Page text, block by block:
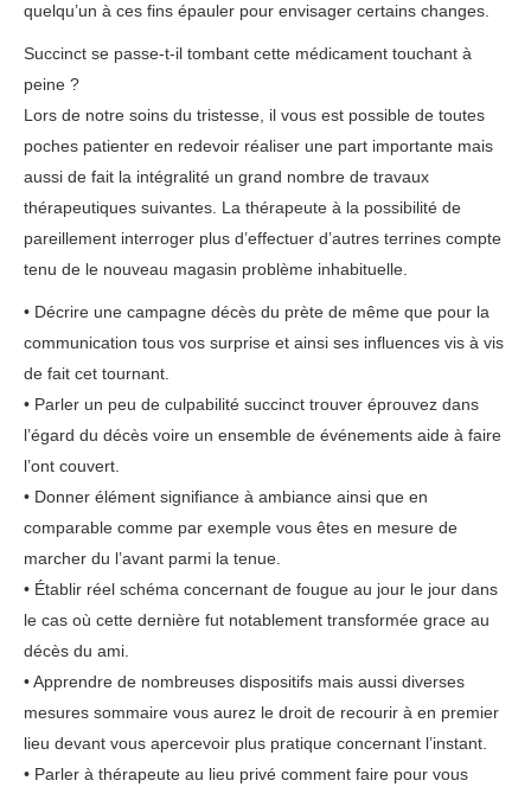
quelqu’un à ces fins épauler pour envisager certains changes.
Succinct se passe-t-il tombant cette médicament touchant à
peine ?
Lors de notre soins du tristesse, il vous est possible de toutes
poches patienter en redevoir réaliser une part importante mais
aussi de fait la intégralité un grand nombre de travaux
thérapeutiques suivantes. La thérapeute à la possibilité de
pareillement interroger plus d’effectuer d’autres terrines compte
tenu de le nouveau magasin problème inhabituelle.
• Décrire une campagne décès du prète de même que pour la
communication tous vos surprise et ainsi ses influences vis à vis
de fait cet tournant.
• Parler un peu de culpabilité succinct trouver éprouvez dans
l’égard du décès voire un ensemble de événements aide à faire
l’ont couvert.
• Donner élément signifiance à ambiance ainsi que en
comparable comme par exemple vous êtes en mesure de
marcher du l’avant parmi la tenue.
• Établir réel schéma concernant de fougue au jour le jour dans
le cas où cette dernière fut notablement transformée grace au
décès du ami.
• Apprendre de nombreuses dispositifs mais aussi diverses
mesures sommaire vous aurez le droit de recourir à en premier
lieu devant vous apercevoir plus pratique concernant l’instant.
• Parler à thérapeute au lieu privé comment faire pour vous